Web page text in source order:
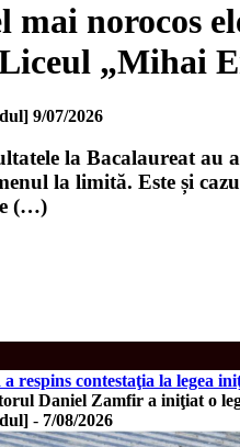
mai norocos
„Mihai
9/07/2026
la Bacalaureat au
la limită. Este și
(…)
respins contestaţia la legea
Daniel Zamfir a iniţiat o
- 7/08/2026